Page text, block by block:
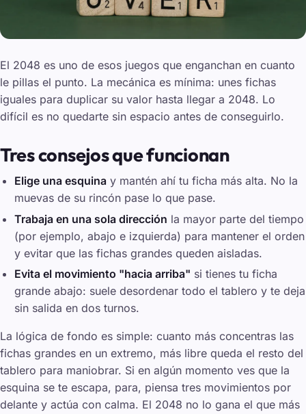
El 2048 es uno de esos juegos que enganchan en cuanto
le pillas el punto. La mecánica es mínima: unes fichas
iguales para duplicar su valor hasta llegar a 2048. Lo
difícil es no quedarte sin espacio antes de conseguirlo.
Tres consejos que funcionan
Elige una esquinay mantén ahí tu ficha más alta. No la
muevas de su rincón pase lo que pase.
Trabaja en una sola dirección la mayor parte del tiempo
(por ejemplo, abajo e izquierda) para mantener el orden
y evitar que las fichas grandes queden aisladas.
Evita el movimiento "hacia arriba" si tienes tu ficha
grande abajo: suele desordenar todo el tablero y te deja
sin salida en dos turnos.
La lógica de fondo es simple: cuanto más concentras las
fichas grandes en un extremo, más libre queda el resto del
tablero para maniobrar. Si en algún momento ves que la
esquina se te escapa, para, piensa tres movimientos por
delante y actúa con calma. El 2048 no lo gana el que más